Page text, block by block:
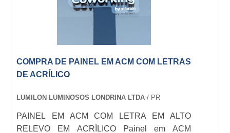
COMPRA DE PAINEL EM ACM COM LETRAS
DE ACRÍLICO
LUMILON LUMINOSOS LONDRINA LTDA / PR
PAINEL EM ACM COM LETRA EM ALTO
RELEVO EM ACRÍLICO Painel em ACM